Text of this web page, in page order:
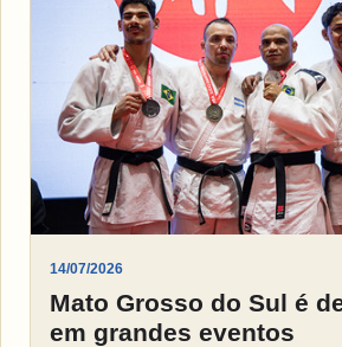
14/07/2026
Mato Grosso do Sul é
em grandes eventos